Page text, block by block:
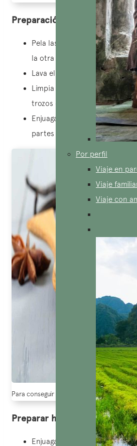
Por perfil
Viaje en
Viaje
Viaje con
Preparación de verduras
Pela las cebollas, luego corta
la otra en rodajas finas para
Lava el jengibre y córtalo en
Limpia la hierba de limón
trozos o aplástala.
Enjuaga el cilantro y el
partes verdes) y luego pícalos
Para conseguir un caldo Pho sabroso es
Preparar huesos de tuétano
Enjuaga el filete de res y el